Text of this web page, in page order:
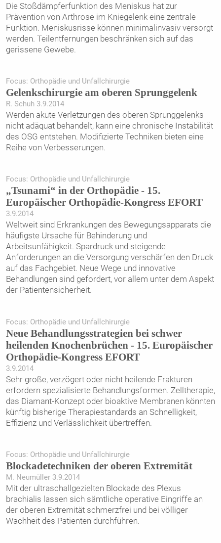
Die Stoßdämpferfunktion des Meniskus hat zur
Prävention von Arthrose im Kniegelenk eine zentrale
Funktion. Meniskusrisse können minimalinvasiv versorgt
werden. Teilentfernungen beschränken sich auf das
gerissene Gewebe.
Focus: Orthopädie und Unfallchirurgie
Gelenkschirurgie am oberen Sprunggelenk
R. Schuh 3.9.2014
Werden akute Verletzungen des oberen Sprunggelenks
nicht adäquat behandelt, kann eine chronische Instabilität
des OSG entstehen. Modifizierte Techniken bieten eine
Reihe von Verbesserungen.
Focus: Orthopädie und Unfallchirurgie
„Tsunami“ in der Orthopädie - 15.
Europäischer Orthopädie-Kongress EFORT
3.9.2014
Weltweit sind Erkrankungen des Bewegungsapparats die
häufigste Ursache für Behinderung und
Arbeitsunfähigkeit. Spardruck und steigende
Anforderungen an die Versorgung verschärfen den Druck
auf das Fachgebiet. Neue Wege und innovative
Behandlungen sind gefordert, vor allem unter dem Aspekt
der Patientensicherheit.
Focus: Orthopädie und Unfallchirurgie
Neue Behandlungsstrategien bei schwer
heilenden Knochenbrüchen - 15. Europäischer
Orthopädie-Kongress EFORT
3.9.2014
Sehr große, verzögert oder nicht heilende Frakturen
erfordern ­spezialisierte Behandlungsformen. Zelltherapie,
das Diamant-Konzept oder bioaktive Membranen könnten
künftig bisherige Therapiestandards an Schnelligkeit,
Effizienz und Verlässlichkeit übertreffen.
Focus: Orthopädie und Unfallchirurgie
Blockadetechniken der oberen Extremität
M. Neumüller 3.9.2014
Mit der ultraschallgezielten Blockade des Plexus
brachialis lassen ­sich sämtliche operative Eingriffe an
der oberen Extremität schmerzfrei und bei völliger
Wachheit des Patienten durchführen.